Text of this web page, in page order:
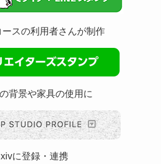
ースの利用者さんが制作
背景や家具の使用に
に登録・連携